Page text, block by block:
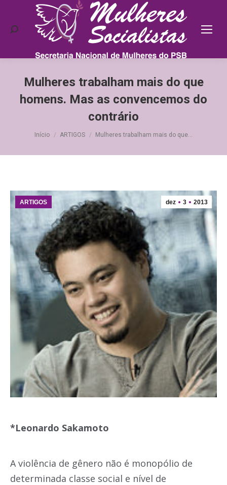
Search:
Mulheres trabalham mais do que
homens. Mas as convencemos do
contrário
Você está aqui:
Início ARTIGOS Mulheres trabalham mais do que…
dez 3 2013
ARTIGOS
*Leonardo Sakamoto
A violência de gênero não é monopólio de
determinada classe social e nível de